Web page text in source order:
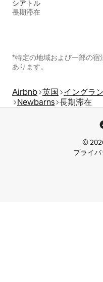
シアトル
長期滞在
*特定の地域および一部の
あります。
Airbnb 英国 イングラ
Newbarns 長期滞在
©
プライバ